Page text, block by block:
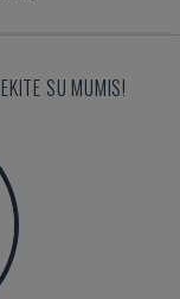
SU MUMIS!